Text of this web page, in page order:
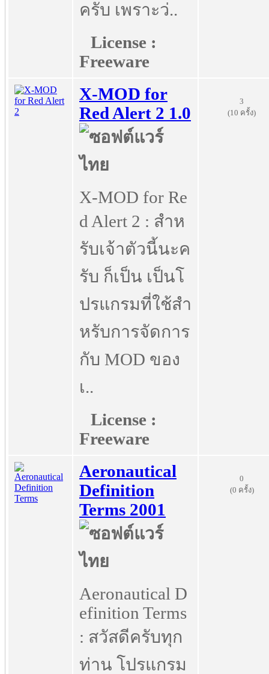
ครับ เพราะว่..
License :
Freeware
X-MOD for
Red Alert 2 1.0
X-MOD for Re
d Alert 2 : สำห
รับเจ้าตัวนี้นะค
รับ ก็เป็น เป็นโ
ปรแกรมที่ใช้สำ
หรับการจัดการ
กับ MOD ของ
เ..
License :
Freeware
3
(10 ครั้ง)
Aeronautical
Definition
Terms 2001
Aeronautical D
efinition Terms
: สวัสดีครับทุก
ท่าน โปรแกรม
0
(0 ครั้ง)